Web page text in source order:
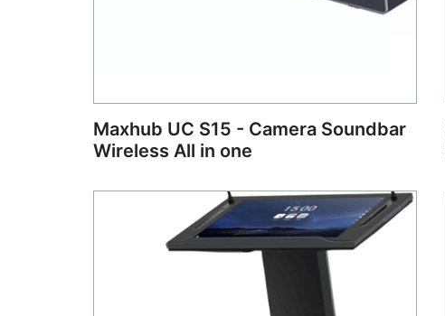
Maxhub UC S15 - Camera Soundbar
Wireless All in one